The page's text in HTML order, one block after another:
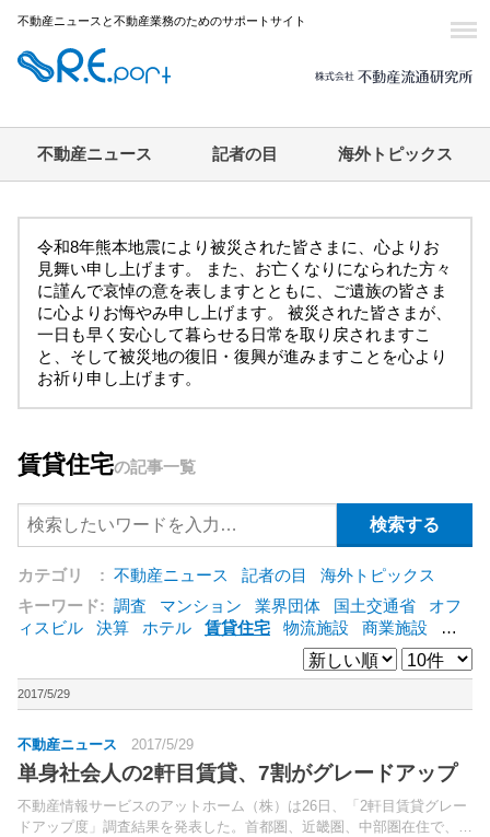
不動産ニュースと不動産業務のためのサポートサイト
不動産ニュース 記者の目 海外トピックス
令和8年熊本地震により被災された皆さまに、心よりお
見舞い申し上げます。 また、お亡くなりになられた方々
に謹んで哀悼の意を表しますとともに、ご遺族の皆さま
に心よりお悔やみ申し上げます。 被災された皆さまが、
一日も早く安心して暮らせる日常を取り戻されますこ
と、そして被災地の復旧・復興が進みますことを心より
お祈り申し上げます。
賃貸住宅の記事一覧
カテゴリ : 不動産ニュース 記者の目
海外トピックス
キーワード: 調査 マンション 業界団体 国土交通省
オフ
ィスビル
決算 ホテル 賃貸住宅 物流施設 商業施設
海
東急不動産 賃料
ア
野村不動産 ZEH [+]
2017/5/29
不動産ニュース 2017/5/29
単身社会人の2軒目賃貸、7割がグレードアップ
不動産情報サービスのアットホーム（株）は26日、「2軒目賃貸グレー
ドアップ度」調査結果を発表した。首都圏、近畿圏、中部圏在住で、社